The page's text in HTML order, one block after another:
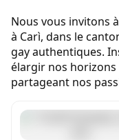
Nous vous invitons
à Carì, dans le
gay authentiques.
élargir nos
partageant nos